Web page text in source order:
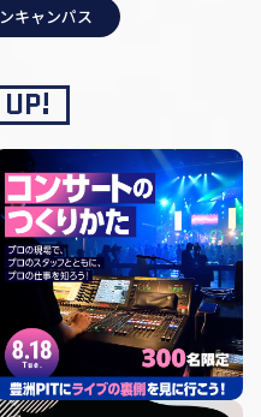
キャンパス